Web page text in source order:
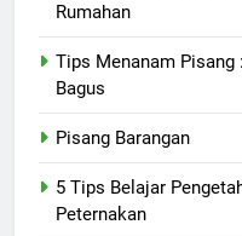
Rumahan
Tips Menanam
Bagus
Pisang Barangan
5 Tips Belajar
Peternakan